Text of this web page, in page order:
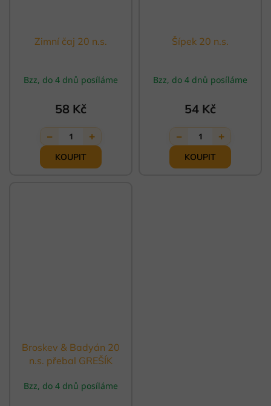
Zimní čaj 20 n.s.
Bzz, do 4 dnů posíláme
58 Kč
− 1 +
Šípek 20 n.s.
Bzz, do 4 dnů posíláme
54 Kč
− 1 +
Broskev & Badyán 20
n.s. přebal GREŠÍK
Bzz, do 4 dnů posíláme